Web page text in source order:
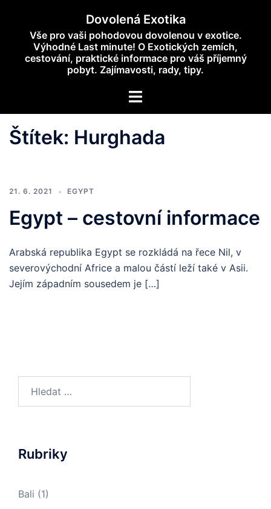
content
Dovolená Exotika
Vše pro vaši pohodovou dovolenou v exotice.
Výhodné Last minute! O Exotických zemích,
cestování, praktické informace pro váš příjemný
pobyt. Zajímavosti, rady, tipy.
Toggle
Štítek: Hurghada
21. 6. 2021 EGYPT
Egypt – cestovní informace
Arabská republika Egypt se rozkládá na řece Nil, v
severovýchodní Africe a malou částí leží také v Asii.
Jejím západním sousedem je […]
Rubriky
Bali (1)